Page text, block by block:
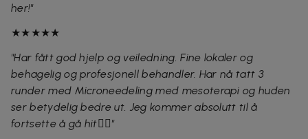
her!"
★★★★★
"Har fått god hjelp og veiledning. Fine lokaler og
behagelig og profesjonell behandler. Har nå tatt 3
runder med Microneedeling med mesoterapi og huden
ser betydelig bedre ut. Jeg kommer absolutt til å
fortsette å gå hit👍🏻"